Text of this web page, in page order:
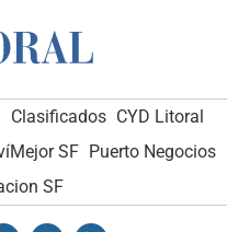
Clasificados CYD Litoral
SF Puerto Negocios
SF